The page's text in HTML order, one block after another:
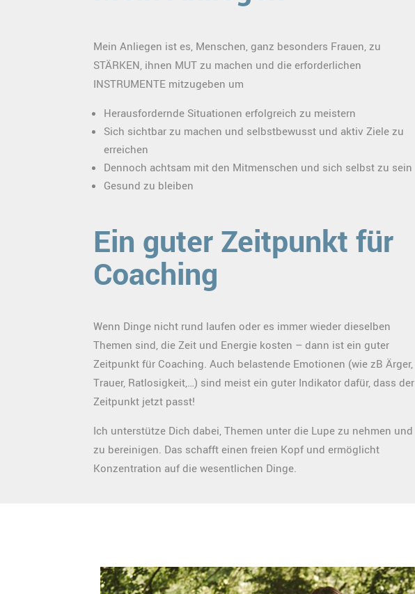
Mein Anliegen ist es, Menschen, ganz besonders Frauen, zu
STÄRKEN, ihnen MUT zu machen und die erforderlichen
INSTRUMENTE mitzugeben um
Herausfordernde Situationen erfolgreich zu meistern
Sich sichtbar zu machen und selbstbewusst und aktiv Ziele zu
erreichen
Dennoch achtsam mit den Mitmenschen und sich selbst zu sein
Gesund zu bleiben
Ein guter Zeitpunkt für
Coaching
Wenn Dinge nicht rund laufen oder es immer wieder dieselben
Themen sind, die Zeit und Energie kosten – dann ist ein guter
Zeitpunkt für Coaching. Auch belastende Emotionen (wie zB Ärger,
Trauer, Ratlosigkeit,…) sind meist ein guter Indikator dafür, dass der
Zeitpunkt jetzt passt!
Ich unterstütze Dich dabei, Themen unter die Lupe zu nehmen und
zu bereinigen. Das schafft einen freien Kopf und ermöglicht
Konzentration auf die wesentlichen Dinge.